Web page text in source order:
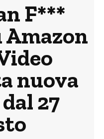
F***
Amazon
nuova
27